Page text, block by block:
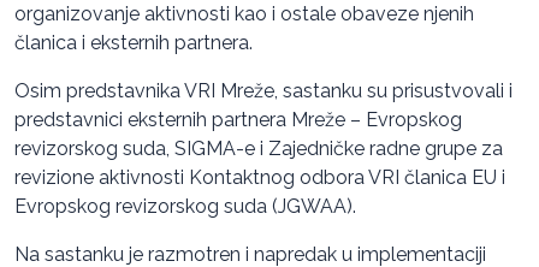
organizovanje aktivnosti kao i ostale obaveze njenih
članica i eksternih partnera.
Osim predstavnika VRI Mreže, sastanku su prisustvovali i
predstavnici eksternih partnera Mreže – Evropskog
revizorskog suda, SIGMA-e i Zajedničke radne grupe za
revizione aktivnosti Kontaktnog odbora VRI članica EU i
Evropskog revizorskog suda (JGWAA).
Na sastanku je razmotren i napredak u implementaciji